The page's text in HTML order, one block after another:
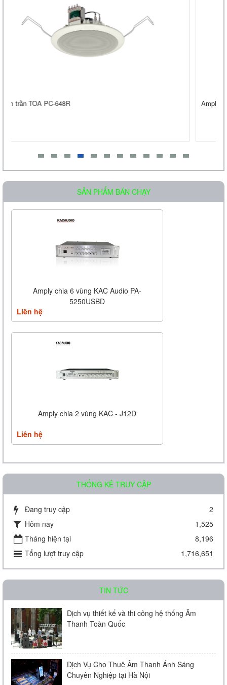
Amply liền mixer OBT-6650 công suất 650W
SẢN PHẨM BÁN CHẠY
Loa âm trần OBT-605
Loa Treo Tường Kasen 206 GT
Amply chia 6 vùng KAC Audio PA-
5250USBD
Liên hệ
Amply chia 2 vùng KAC - J12D
Liên hệ
Amply chia 2 vùng KAC - J08D
Liên hệ
Amply chia 2 vùng KAC - J60D
Liên hệ
THỐNG KÊ TRUY CẬP
Đang truy cập
2
Hôm nay
1,525
Tháng hiện tại
8,196
Tổng lượt truy cập
1,716,651
TIN TỨC
Dịch vụ thiết kế và thi công hệ thống Âm
Thanh Toàn Quốc
Dịch Vụ Cho Thuê Âm Thanh Ánh Sáng
Chuyên Nghiệp tại Hà Nội